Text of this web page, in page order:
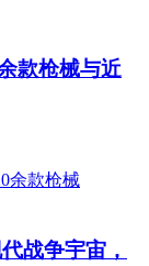
款枪械与近
战争宇宙，